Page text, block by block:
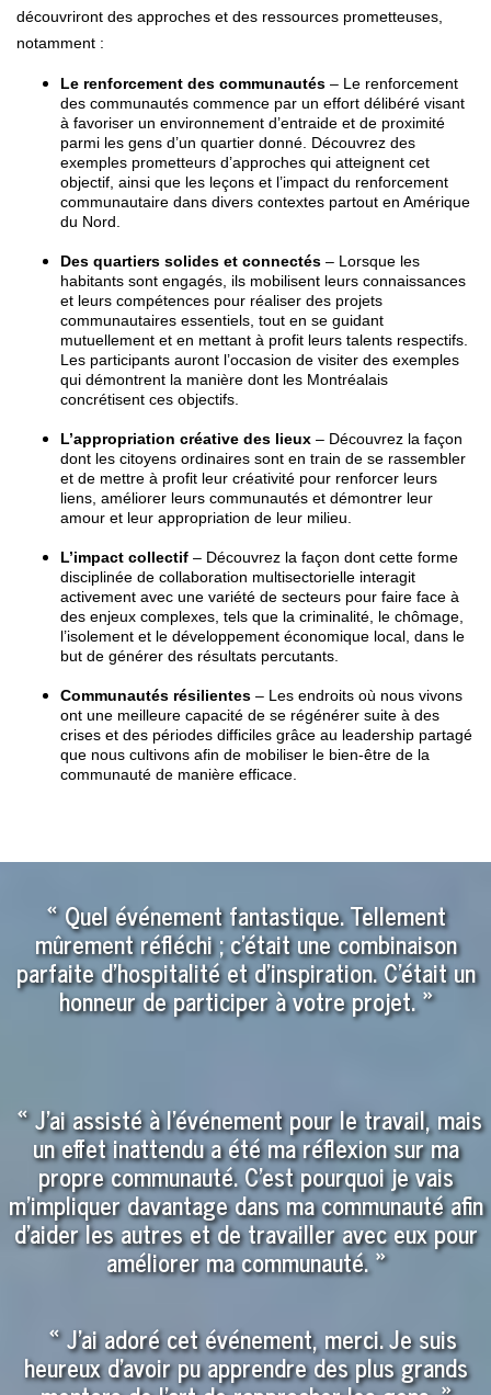
découvriront des approches et des ressources prometteuses,
notamment :
Le renforcement des communautés – Le renforcement
des communautés commence par un effort délibéré visant
à favoriser un environnement d’entraide et de proximité
parmi les gens d’un quartier donné. Découvrez des
exemples prometteurs d’approches qui atteignent cet
objectif, ainsi que les leçons et l’impact du renforcement
communautaire dans divers contextes partout en Amérique
du Nord.
Des quartiers solides et connectés – Lorsque les
habitants sont engagés, ils mobilisent leurs connaissances
et leurs compétences pour réaliser des projets
communautaires essentiels, tout en se guidant
mutuellement et en mettant à profit leurs talents respectifs.
Les participants auront l’occasion de visiter des exemples
qui démontrent la manière dont les Montréalais
concrétisent ces objectifs.
L’appropriation créative des lieux – Découvrez la façon
dont les citoyens ordinaires sont en train de se rassembler
et de mettre à profit leur créativité pour renforcer leurs
liens, améliorer leurs communautés et démontrer leur
amour et leur appropriation de leur milieu.
L’impact collectif – Découvrez la façon dont cette forme
disciplinée de collaboration multisectorielle interagit
activement avec une variété de secteurs pour faire face à
des enjeux complexes, tels que la criminalité, le chômage,
l’isolement et le développement économique local, dans le
but de générer des résultats percutants.
Communautés résilientes – Les endroits où nous vivons
ont une meilleure capacité de se régénérer suite à des
crises et des périodes difficiles grâce au leadership partagé
que nous cultivons afin de mobiliser le bien-être de la
communauté de manière efficace.
« Quel événement fantastique. Tellement
mûrement réfléchi ; c’était une combinaison
parfaite d’hospitalité et d’inspiration. C’était un
honneur de participer à votre projet. »
«J’ai assisté à l’événement pour le travail, mais
un effet inattendu a été ma réflexion sur ma
propre communauté. C’est pourquoi je vais
m’impliquer davantage dans ma communauté afin
d’aider les autres et de travailler avec eux pour
améliorer ma communauté.»
«J’ai adoré cet événement, merci. Je suis
heureux d’avoir pu apprendre des plus grands